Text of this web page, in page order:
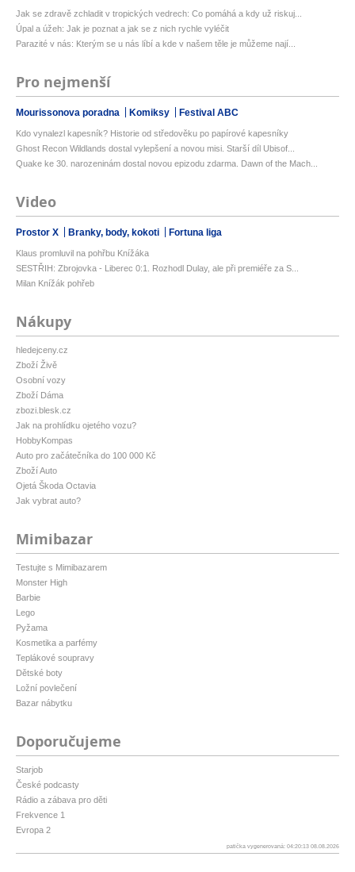
Jak se zdravě zchladit v tropických vedrech: Co pomáhá a kdy už riskuj...
Úpal a úžeh: Jak je poznat a jak se z nich rychle vyléčit
Parazité v nás: Kterým se u nás líbí a kde v našem těle je můžeme nají...
Pro nejmenší
Mourissonova poradna Komiksy Festival ABC
Kdo vynalezl kapesník? Historie od středověku po papírové kapesníky
Ghost Recon Wildlands dostal vylepšení a novou misi. Starší díl Ubisof...
Quake ke 30. narozeninám dostal novou epizodu zdarma. Dawn of the Mach...
Video
Prostor X Branky, body, kokoti Fortuna liga
Klaus promluvil na pohřbu Knížáka
SESTŘIH: Zbrojovka - Liberec 0:1. Rozhodl Dulay, ale při premiéře za S...
Milan Knížák pohřeb
Nákupy
hledejceny.cz
Zboží Živě
Osobní vozy
Zboží Dáma
zbozi.blesk.cz
Jak na prohlídku ojetého vozu?
HobbyKompas
Auto pro začátečníka do 100 000 Kč
Zboží Auto
Ojetá Škoda Octavia
Jak vybrat auto?
Mimibazar
Testujte s Mimibazarem
Monster High
Barbie
Lego
Pyžama
Kosmetika a parfémy
Teplákové soupravy
Dětské boty
Ložní povlečení
Bazar nábytku
Doporučujeme
Starjob
České podcasty
Rádio a zábava pro děti
Frekvence 1
Evropa 2
patička vygenerovaná: 04:20:13 08.08.2026